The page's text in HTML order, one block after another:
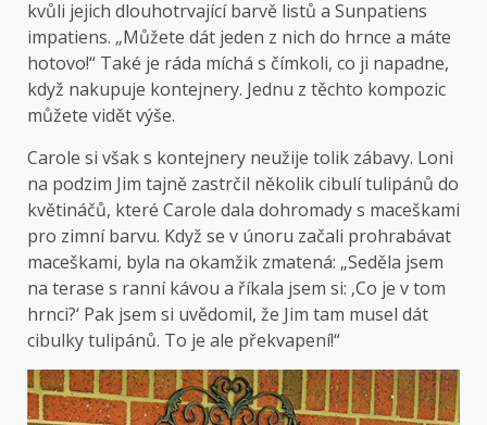
kvůli jejich dlouhotrvající barvě listů a Sunpatiens
impatiens. „Můžete dát jeden z nich do hrnce a máte
hotovo!“ Také je ráda míchá s čímkoli, co ji napadne,
když nakupuje kontejnery. Jednu z těchto kompozic
můžete vidět výše.
Carole si však s kontejnery neužije tolik zábavy. Loni
na podzim Jim tajně zastrčil několik cibulí tulipánů do
květináčů, které Carole dala dohromady s maceškami
pro zimní barvu. Když se v únoru začali prohrabávat
maceškami, byla na okamžik zmatená: „Seděla jsem
na terase s ranní kávou a říkala jsem si: ‚Co je v tom
hrnci?‘ Pak jsem si uvědomil, že Jim tam musel dát
cibulky tulipánů. To je ale překvapení!“